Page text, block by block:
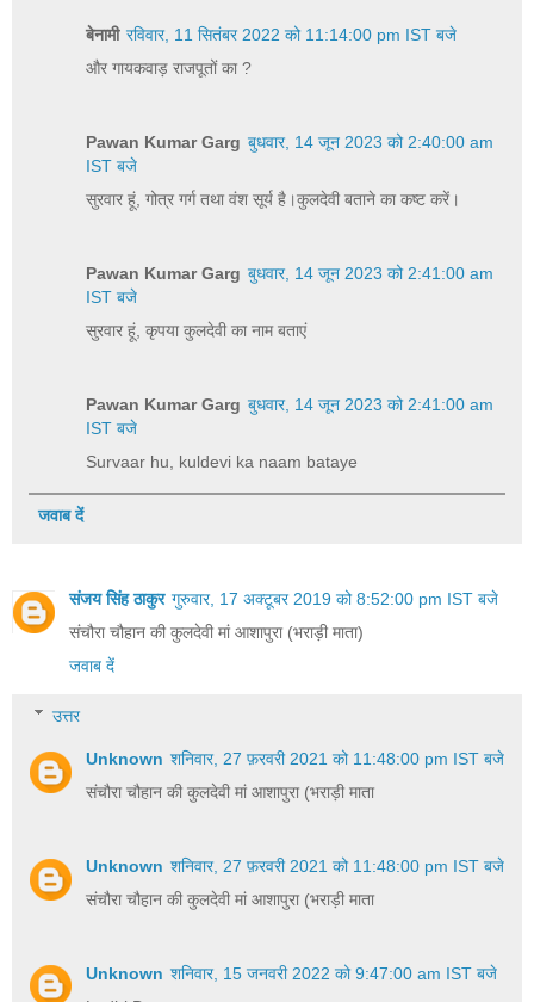
बेनामी रविवार, 11 सितंबर 2022 को 11:14:00 pm IST बजे
और गायकवाड़ राजपूतों का ?
Pawan Kumar Garg बुधवार, 14 जून 2023 को 2:40:00 am
IST बजे
सुरवार हूं, गोत्र गर्ग तथा वंश सूर्य है।कुलदेवी बताने का कष्ट करें।
Pawan Kumar Garg बुधवार, 14 जून 2023 को 2:41:00 am
IST बजे
सुरवार हूं, कृपया कुलदेवी का नाम बताएं
Pawan Kumar Garg बुधवार, 14 जून 2023 को 2:41:00 am
IST बजे
Survaar hu, kuldevi ka naam bataye
जवाब दें
संजय सिंह ठाकुर गुरुवार, 17 अक्टूबर 2019 को 8:52:00 pm IST बजे
संचौरा चौहान की कुलदेवी मां आशापुरा (भराड़ी माता)
जवाब दें
उत्तर
Unknown शनिवार, 27 फ़रवरी 2021 को 11:48:00 pm IST बजे
संचौरा चौहान की कुलदेवी मां आशापुरा (भराड़ी माता
Unknown शनिवार, 27 फ़रवरी 2021 को 11:48:00 pm IST बजे
संचौरा चौहान की कुलदेवी मां आशापुरा (भराड़ी माता
Unknown शनिवार, 15 जनवरी 2022 को 9:47:00 am IST बजे